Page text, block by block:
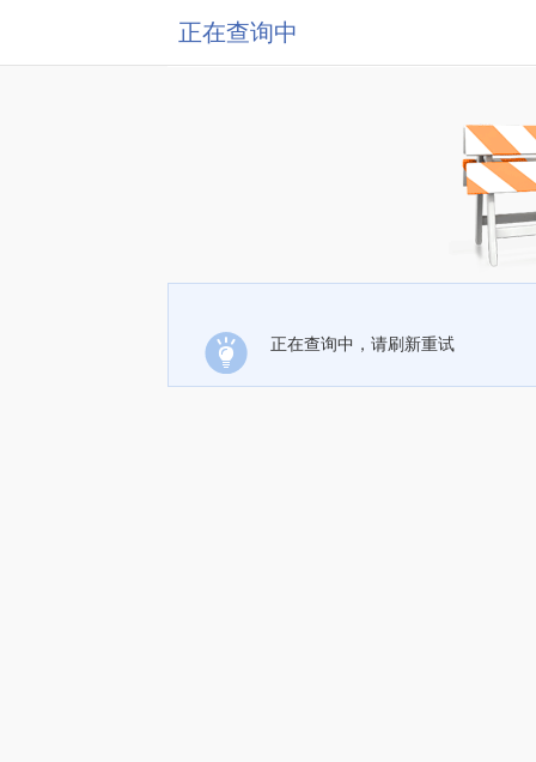
正在查询中
正在查询中，请刷新重试